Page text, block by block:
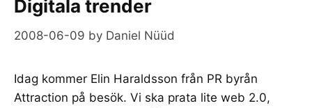
Digitala trender
2008-06-09 by Daniel Nüüd
Idag kommer Elin Haraldsson från PR byrån
Attraction på besök. Vi ska prata lite web 2.0,